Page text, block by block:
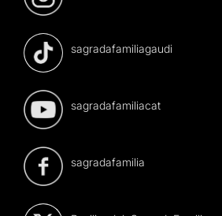
sagradafamiliagaudi
sagradafamiliacat
sagradafamilia